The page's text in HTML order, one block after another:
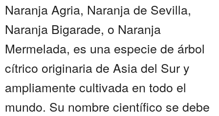
Naranja Agria, Naranja de Sevilla,
Naranja Bigarade, o Naranja
Mermelada, es una especie de árbol
cítrico originaria de Asia del Sur y
ampliamente cultivada en todo el
mundo. Su nombre científico se debe